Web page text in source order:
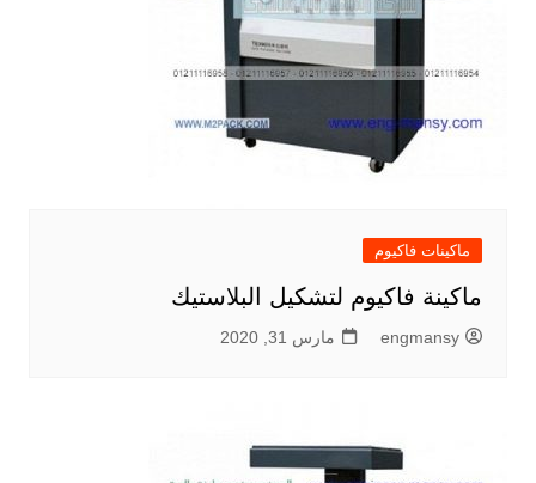
ماكينات فاكيوم
ماكينة فاكيوم لتشكيل البلاستيك
engmansy مارس 31, 2020